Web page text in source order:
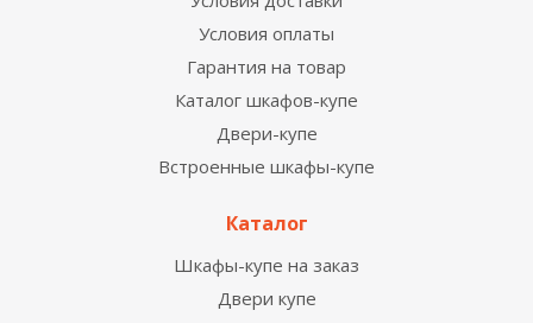
Условия оплаты
Гарантия на товар
Каталог шкафов-купе
Двери-купе
Встроенные шкафы-купе
Каталог
Шкафы-купе на заказ
Двери купе